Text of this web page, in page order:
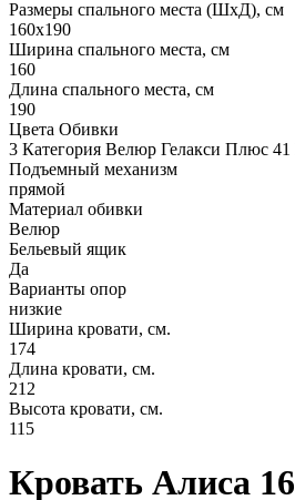
Размеры спального места (ШхД), см
160х190
Ширина спального места, см
160
Длина спального места, см
190
Цвета Обивки
3 Категория Велюр Гелакси Плюс
Подъемный механизм
прямой
Материал обивки
Велюр
Бельевый ящик
Да
Варианты опор
низкие
Ширина кровати, см.
174
Длина кровати, см.
212
Высота кровати, см.
115
Кровать Алиса